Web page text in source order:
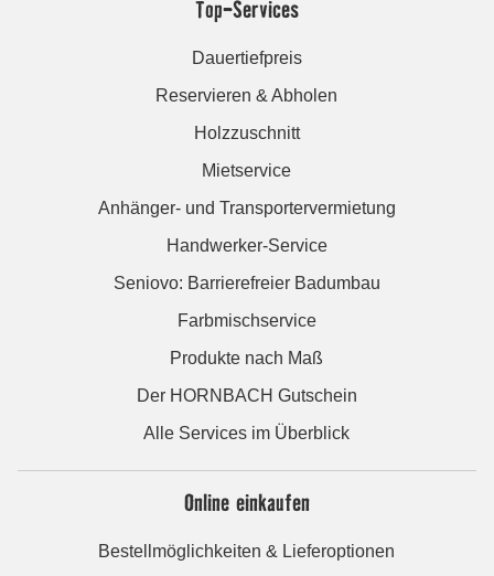
Top-Services
Dauertiefpreis
Reservieren & Abholen
Holzzuschnitt
Mietservice
Anhänger- und Transportervermietung
Handwerker-Service
Seniovo: Barrierefreier Badumbau
Farbmischservice
Produkte nach Maß
Der HORNBACH Gutschein
Alle Services im Überblick
Online einkaufen
Bestellmöglichkeiten & Lieferoptionen